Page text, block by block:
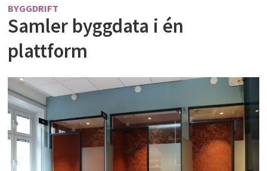
BYGGDRIFT
Samler byggdata i én
plattform